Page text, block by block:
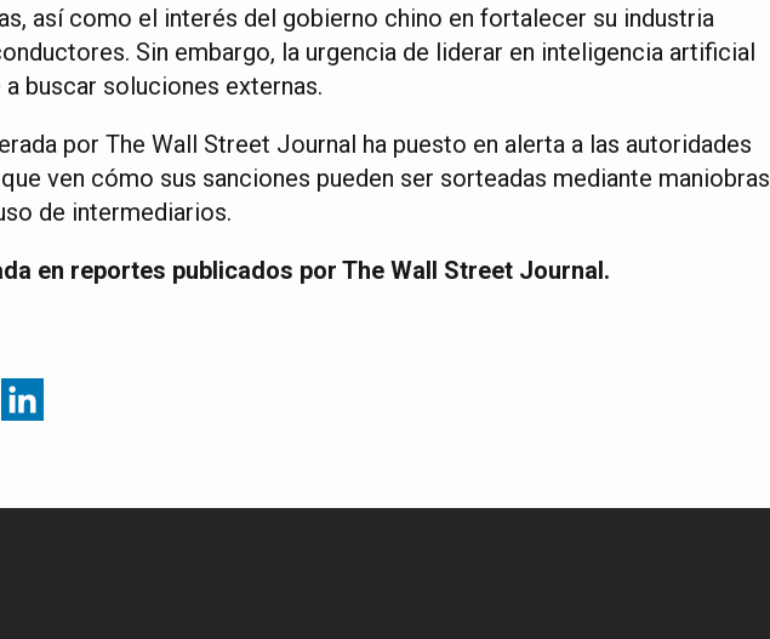
así como el interés del gobierno chino en fortalecer su industria
Sin embargo, la urgencia de liderar en inteligencia artificial
buscar soluciones externas.
por The Wall Street Journal ha puesto en alerta a las autoridades
ven cómo sus sanciones pueden ser sorteadas mediante maniobras
de intermediarios.
en reportes publicados por The Wall Street Journal.